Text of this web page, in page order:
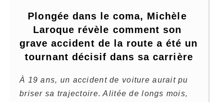
Plongée dans le coma, Michèle
Laroque révèle comment son
grave accident de la route a été un
tournant décisif dans sa carrière
À 19 ans, un accident de voiture aurait pu
briser sa trajectoire. Alitée de longs mois,